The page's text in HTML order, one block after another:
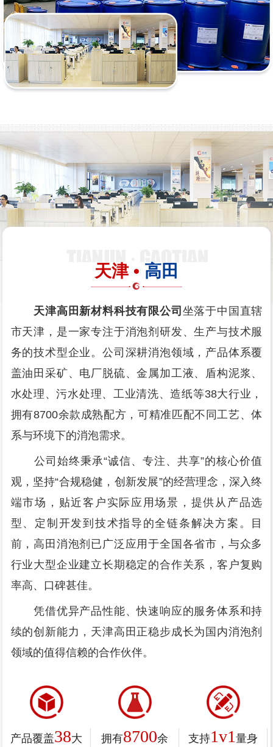
天津 • 高田
天津高田新材料科技有限公司 坐落于中国直辖
市天津，是一家专注于消泡剂研发、生产与技术服
务的技术型企业。公司深耕消泡领域，产品体系覆
盖油田采矿、电厂脱硫、金属加工液、盾构泥浆、
水处理、污水处理、工业清洗、造纸等38大行业，
拥有8700余款成熟配方，可精准匹配不同工艺、体
系与环境下的消泡需求。
公司始终秉承“诚信、专注、共享”的核心价值
观，坚持“合规稳健，创新发展”的经营理念，深入终
端市场，贴近客户实际应用场景，提供从产品选
型、定制开发到技术指导的全链条解决方案。目
前，高田消泡剂已广泛应用于全国各省市，与众多
行业大型企业建立长期稳定的合作关系，客户复购
率高、口碑甚佳。
凭借优异产品性能、快速响应的服务体系和持
续的创新能力，天津高田正稳步成长为国内消泡剂
领域的值得信赖的合作伙伴。
产品覆盖38大
拥有8700余
支持1v1 量身